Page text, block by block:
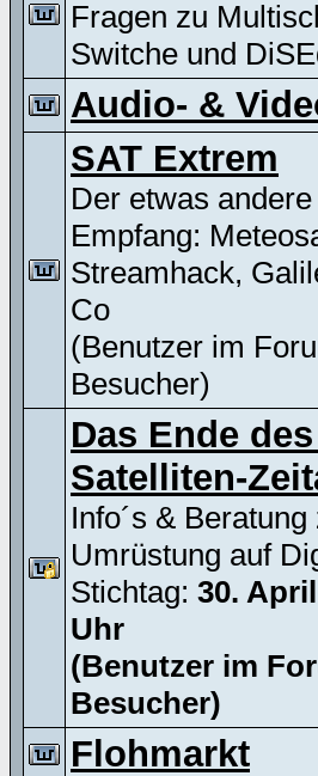
Fragen zu
Switche und
Audio- &
SAT Extrem
Der etwas
Empfang:
Streamhack,
Co
(Benutzer im
Besucher)
Das Ende
Satelliten-
Info´s & Beratung
Umrüstung auf
Stichtag: 30.
Uhr
(Benutzer im
Besucher)
Flohmarkt